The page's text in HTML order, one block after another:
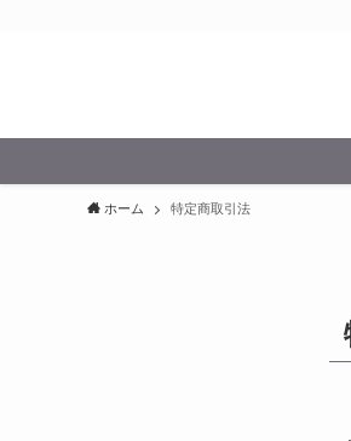
ホーム 特定商取引法